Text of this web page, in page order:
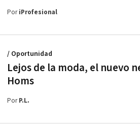
PoriProfesional
Lejos de la moda, el nuevo
Homs
/ Oportunidad
PorP.L.